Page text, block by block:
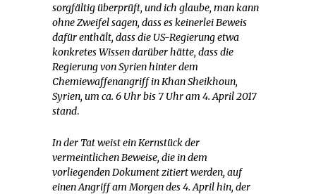
sorgfältig überprüft, und ich glaube, man kann
ohne Zweifel sagen, dass eskeinerlei Beweis
dafür enthält, dass die US-Regierungetwa
konkretes Wissen darüber hätte, dass die
Regierung von Syrien hinter dem
Chemiewaffenangriff in Khan Sheikhoun,
Syrien, um ca. 6 Uhr bis 7 Uhr am 4. April 2017
stand.
In der Tat weist ein Kernstück der
vermeintlichenBeweise, die in dem
vorliegenden Dokument zitiert werden, auf
einen Angriff amMorgen des 4. April hin, der